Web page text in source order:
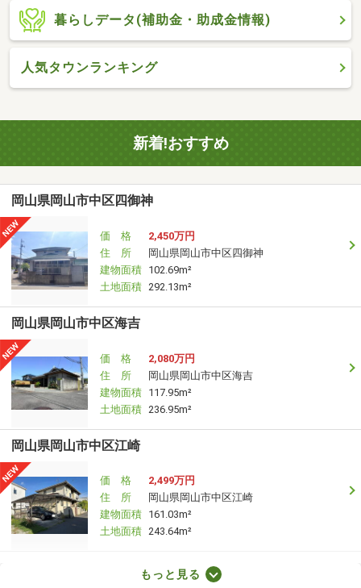
暮らしデータ(補助金・助成金情報)
人気タウンランキング
新着!おすすめ
岡山県岡山市中区四御神
価 格
2,450万円
住 所
岡山県岡山市中区四御神
建物面積 102.69m²
土地面積 292.13m²
岡山県岡山市中区海吉
価 格
2,080万円
住 所
岡山県岡山市中区海吉
建物面積 117.95m²
土地面積 236.95m²
岡山県岡山市中区江崎
価 格
2,499万円
住 所
岡山県岡山市中区江崎
建物面積 161.03m²
土地面積 243.64m²
もっと見る